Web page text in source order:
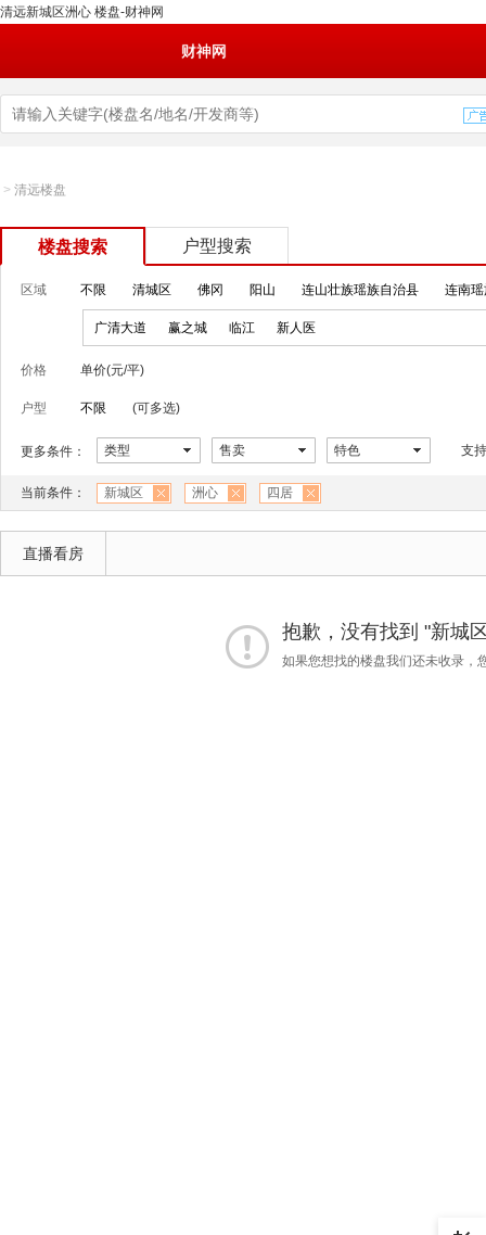
清远新城区洲心 楼盘-财神网
财神网
> 清远楼盘
楼盘搜索 户型搜索
区域 不限 清城区 佛冈 阳山 连山壮族瑶族自治县 连南
广清大道 赢之城 临江 新人医
价格 单价(元/平)
户型 不限 (可多选)
更多条件： 类型 售卖 特色 支
当前条件： 新城区 洲心 四居
直播看房
抱歉，没有找到 "新城
如果您想找的楼盘我们还未收录，